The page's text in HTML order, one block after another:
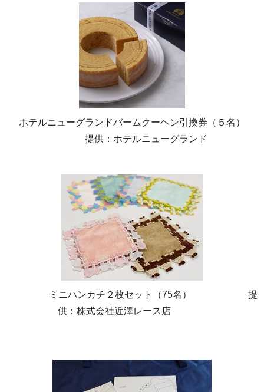
ホテルニューグランドバームクーヘン引換券（５名）
提供：ホテルニューグランド
⠀⠀⠀⠀⠀⠀ミニハンカチ２枚セット（75名）⠀⠀⠀⠀⠀⠀⠀⠀提
供：株式会社近澤レース店⠀⠀⠀⠀⠀